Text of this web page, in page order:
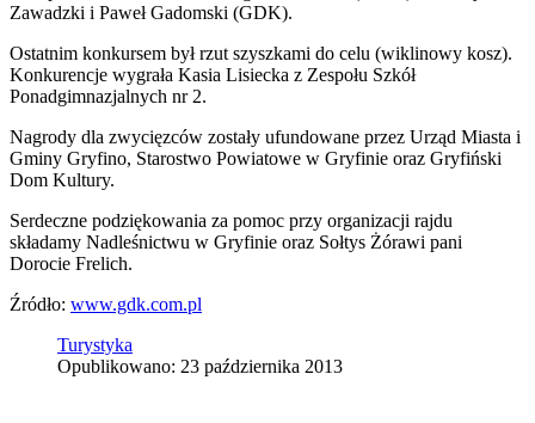
Zawadzki i Paweł Gadomski (GDK).
Ostatnim konkursem był rzut szyszkami do celu (wiklinowy kosz).
Konkurencje wygrała Kasia Lisiecka z Zespołu Szkół
Ponadgimnazjalnych nr 2.
Nagrody dla zwycięzców zostały ufundowane przez Urząd Miasta i
Gminy Gryfino, Starostwo Powiatowe w Gryfinie oraz Gryfiński
Dom Kultury.
Serdeczne podziękowania za pomoc przy organizacji rajdu
składamy Nadleśnictwu w Gryfinie oraz Sołtys Żórawi pani
Dorocie Frelich.
Źródło: www.gdk.com.pl
Turystyka
Opublikowano: 23 października 2013